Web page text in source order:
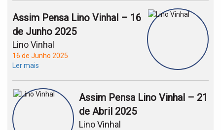
Assim Pensa Lino Vinhal – 16
de Junho 2025
Lino Vinhal
16 de Junho 2025
Ler mais
Assim Pensa Lino Vinhal – 21
de Abril 2025
Lino Vinhal